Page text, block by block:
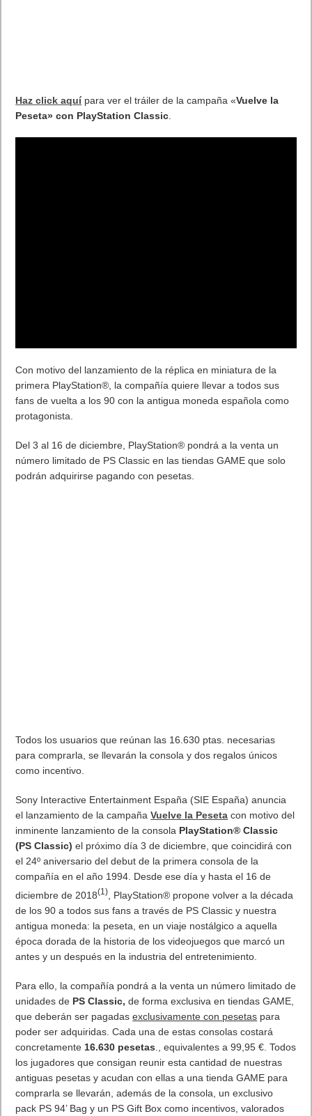
Haz click aquí para ver el tráiler de la campaña «Vuelve la
Peseta» con PlayStation Classic.
Con motivo del lanzamiento de la réplica en miniatura de la
primera PlayStation®, la compañía quiere llevar a todos sus
fans de vuelta a los 90 con la antigua moneda española como
protagonista.
Del 3 al 16 de diciembre, PlayStation® pondrá a la venta un
número limitado de PS Classic en las tiendas GAME que solo
podrán adquirirse pagando con pesetas.
Todos los usuarios que reúnan las 16.630 ptas. necesarias
para comprarla, se llevarán la consola y dos regalos únicos
como incentivo.
Sony Interactive Entertainment España (SIE España) anuncia
el lanzamiento de la campañaVuelve la Peseta con motivo del
inminente lanzamiento de la consola PlayStation® Classic
(PS Classic)el próximo día 3 de diciembre, que coincidirá con
el 24º aniversario del debut de la primera consola de la
compañía en el año 1994. Desde ese día y hasta el 16 de
diciembre de 2018(1)
, PlayStation® propone volver a la década
de los 90 a todos sus fans a través de PS Classic y nuestra
antigua moneda: la peseta, en un viaje nostálgico a aquella
época dorada de la historia de los videojuegos que marcó un
antes y un después en la industria del entretenimiento.
Para ello, la compañía pondrá a la venta un número limitado de
unidades de PS Classic, de forma exclusiva en tiendas GAME,
que deberán ser pagadasexclusivamente con pesetas para
poder ser adquiridas. Cada una de estas consolas costará
concretamente 16.630 pesetas ., equivalentes a 99,95 €. Todos
los jugadores que consigan reunir esta cantidad de nuestras
antiguas pesetas y acudan con ellas a una tienda GAME para
comprarla se llevarán, además de la consola, un exclusivo
pack PS 94’ Bag y un PS Gift Box como incentivos, valorados